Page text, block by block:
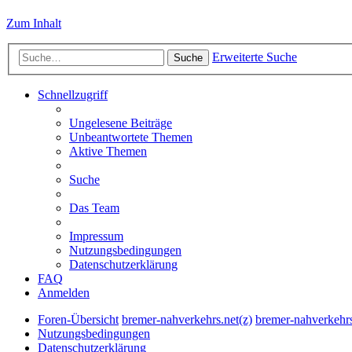
Zum Inhalt
Suche Erweiterte Suche
Schnellzugriff
Ungelesene Beiträge
Unbeantwortete Themen
Aktive Themen
Suche
Das Team
Impressum
Nutzungsbedingungen
Datenschutzerklärung
FAQ
Anmelden
Foren-Übersicht bremer-nahverkehrs.net(z) bremer-
Nutzungsbedingungen
Datenschutzerklärung